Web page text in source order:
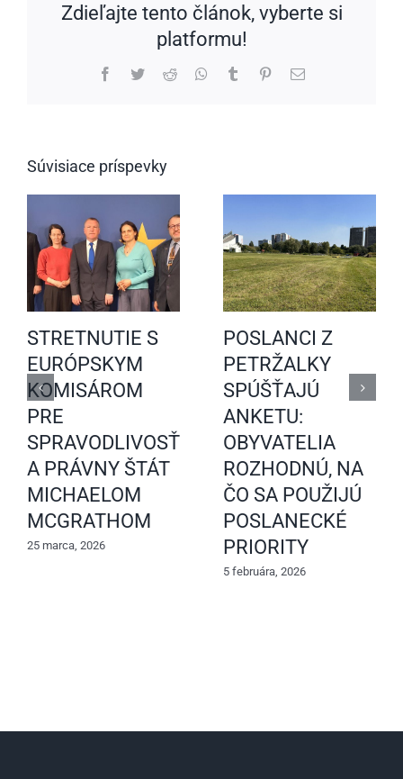
Zdieľajte tento článok, vyberte si
platformu!
Facebook
TwitterReddit WhatsApp
Tumblr PinterestEmail
Súvisiace príspevky
STRETNUTIE S
EURÓPSKYM
KOMISÁROM
PRE
SPRAVODLIVOSŤ
A PRÁVNY ŠTÁT
MICHAELOM
MCGRATHOM
25 marca, 2026
POSLANCI Z
PETRŽALKY
SPÚŠŤAJÚ
ANKETU:
OBYVATELIA
ROZHODNÚ, NA
ČO SA POUŽIJÚ
POSLANECKÉ
PRIORITY
5 februára, 2026